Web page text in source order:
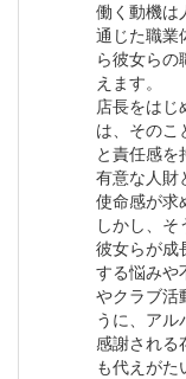
働く動機は
通じた職業
ら彼女らの
えます。
店長をはじ
は、そのこ
と責任感を
有意な人財
使命感が求
しかし、そ
彼女らが成
する悩みや
やクラブ活
うに、アル
感謝される
も代えがた